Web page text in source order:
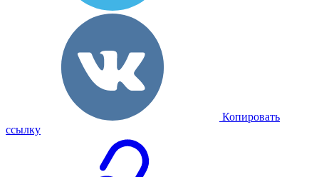
Копировать
ссылку